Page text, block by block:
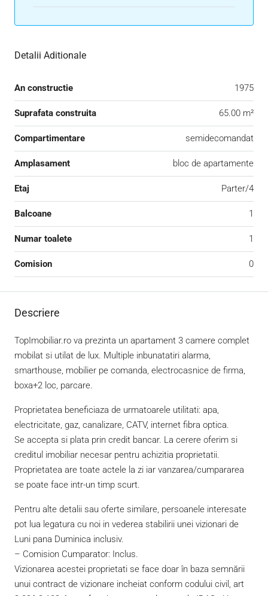
Detalii Aditionale
An constructie 1975
Suprafata construita 65.00 m²
Compartimentare semidecomandat
Amplasament bloc de apartamente
Etaj Parter/4
Balcoane 1
Numar toalete 1
Comision 0
Descriere
TopImobiliar.ro va prezinta un apartament 3 camere complet
mobilat si utilat de lux. Multiple inbunatatiri alarma,
smarthouse, mobilier pe comanda, electrocasnice de firma,
boxa+2 loc, parcare.
Proprietatea beneficiaza de urmatoarele utilitati: apa,
electricitate, gaz, canalizare, CATV, internet fibra optica.
Se accepta si plata prin credit bancar. La cerere oferim si
creditul imobiliar necesar pentru achizitia proprietatii.
Proprietatea are toate actele la zi iar vanzarea/cumpararea
se poate face intr-un timp scurt.
Pentru alte detalii sau oferte similare, persoanele interesate
pot lua legatura cu noi in vederea stabilirii unei vizionari de
Luni pana Duminica inclusiv.
– Comision Cumparator: Inclus.
Vizionarea acestei proprietati se face doar în baza semnării
unui contract de vizionare incheiat conform codului civil, art